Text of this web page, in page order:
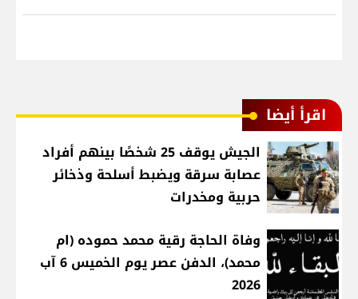
اقرأ أيضا
الجيش يوقف 25 شخصًا بينهم أفراد
عصابة سرقة ويضبط أسلحة وذخائر
حربية ومخدرات
وفاة الحاجة رقية محمد حموده (ام
محمد)، الدفن عصر يوم الخميس 6 آب
2026